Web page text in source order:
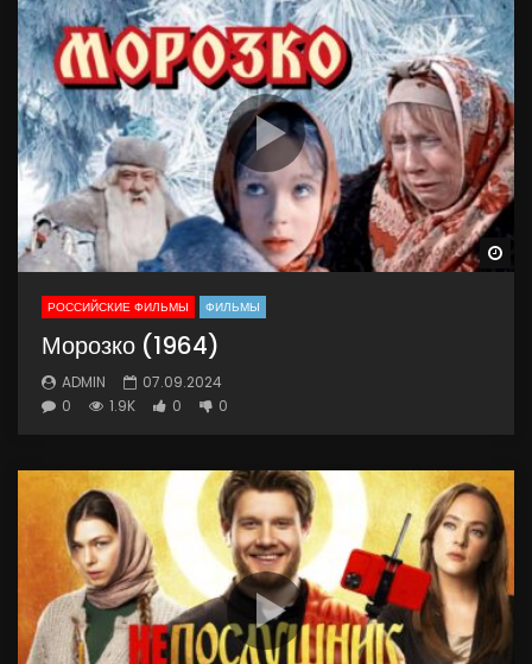
РОССИЙСКИЕ ФИЛЬМЫ ФИЛЬМЫ
Морозко (1964)
ADMIN
07.09.2024
0
1.9K 0 0